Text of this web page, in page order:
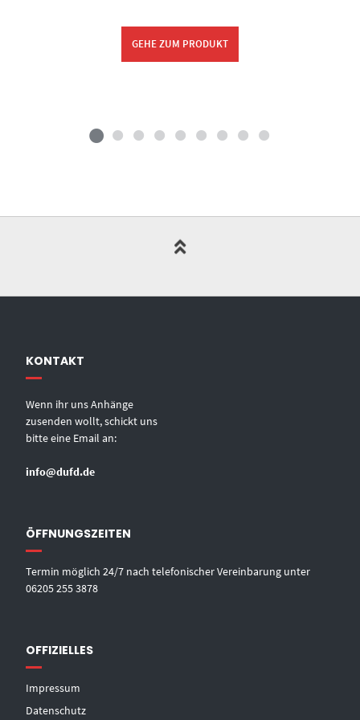
GEHE ZUM PRODUKT
KONTAKT
Wenn ihr uns Anhänge
zusenden wollt, schickt uns
bitte eine Email an:
info@dufd.de
ÖFFNUNGSZEITEN
Termin möglich 24/7 nach telefonischer Vereinbarung unter
06205 255 3878
OFFIZIELLES
Impressum
Datenschutz